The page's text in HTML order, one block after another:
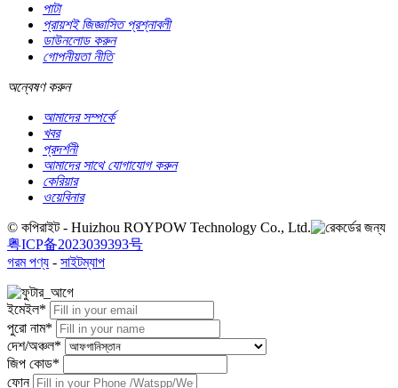
পাটা
প্রায়শই জিজ্ঞাসিত প্রশ্নাবলী
ডাউনলোড করুন
গোপনীয়তা নীতি
অন্বেষণ করুন
আমাদের সম্পর্কে
খবর
প্রদর্শনী
আমাদের সাথে যোগাযোগ করুন
কেরিয়ার
ওয়েবিনার
© কপিরাইট - Huizhou ROYPOW Technology Co., Ltd.
粤ICP备2023039393号
গরম পণ্য - সাইটম্যাপ
ইমেইল*
পুরো নাম*
দেশ/অঞ্চল*
জিপ কোড*
ফোন